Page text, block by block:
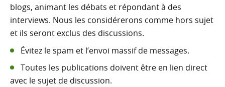
blogs, animant les débats et répondant à des
interviews. Nous les considérerons comme hors sujet
et ils seront exclus des discussions.
Évitez le spam et l’envoi massif de messages.
Toutes les publications doivent être en lien direct
avec le sujet de discussion.